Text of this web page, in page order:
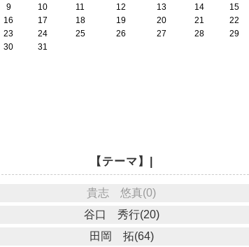
9
10 11 12 13 14
15
16
17 18 19 20 21
22
23
24 25 26 27 28
29
30
31
【テーマ】|
貴志 悠真(0)
谷口 秀行(20)
田岡 拓(64)